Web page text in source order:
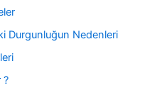
Durgunluğun Nedenleri
?